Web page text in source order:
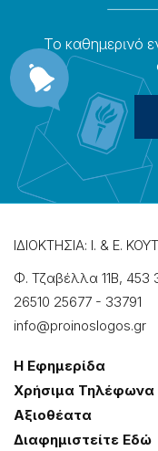
Το καθημερɩνό
ΙΔΙΟΚΤΗΣΙΑ: Ι. & Ε.
Φ. Τζαβέλλα 11Β, 453
26510 25677 - 33791
info@proinoslogos.gr
Η Εφημερίδα
Χρήσɩμα Τηλέφωνα
Αξɩοθέατα
Δɩαφημɩστείτε Εδώ